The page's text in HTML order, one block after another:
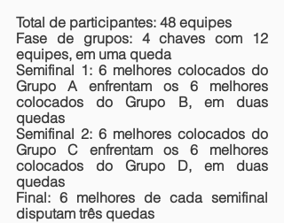
Total de participantes: 48 equipes
Fase de grupos: 4 chaves com 12
equipes, em uma queda
Semifinal 1: 6 melhores colocados do
Grupo A enfrentam os 6 melhores
colocados do Grupo B, em duas
quedas
Semifinal 2: 6 melhores colocados do
Grupo C enfrentam os 6 melhores
colocados do Grupo D, em duas
quedas
Final: 6 melhores de cada semifinal
disputam três quedas